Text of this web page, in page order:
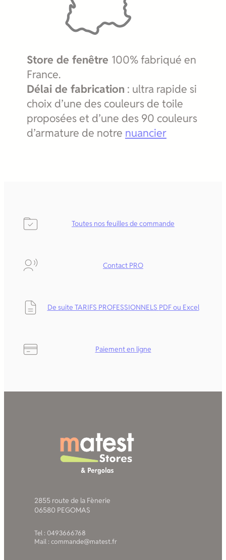
Store de fenêtre 100% fabriqué en
France.
Délai de fabrication : ultra rapide si
choix d’une des couleurs de toile
proposées et d’une des 90 couleurs
d’armature de notre nuancier
Toutes nos feuilles de commande
Contact PRO
De suite TARIFS PROFESSIONNELS PDF ou Excel
Paiement en ligne
2855 route de la Fènerie
06580 PEGOMAS
Tel : 0493666768
Mail : commande@matest.fr